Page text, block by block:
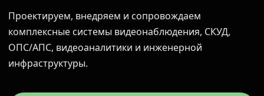
Проектируем, внедряем и сопровождаем
комплексные системы видеонаблюдения, СКУД,
ОПС/АПС, видеоаналитики и инженерной
инфраструктуры.